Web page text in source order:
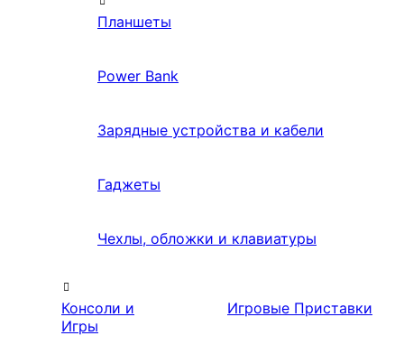
Планшеты
Power Bank
Зарядные устройства и кабели
Гаджеты
Чехлы, обложки и клавиатуры
Консоли и
Игры
Игровые Приставки